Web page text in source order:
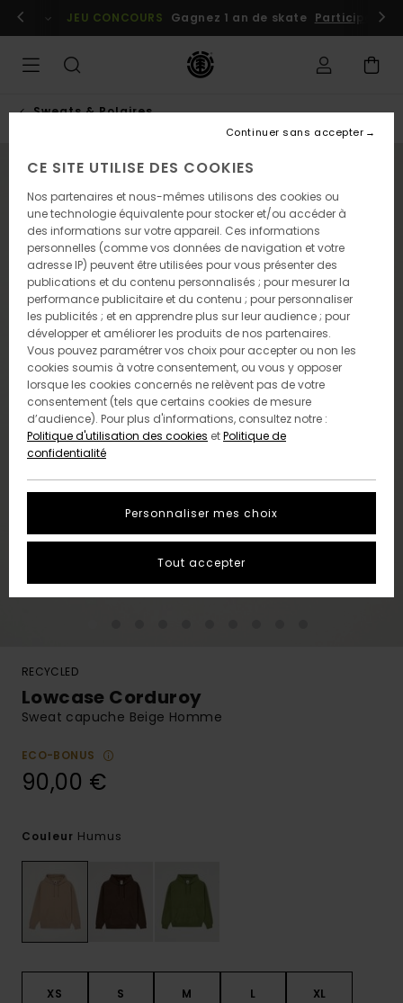
l'information
Se connecter / s'inscrire
JEU CONCOURS Gagnez 1 an de skate Participez
Sweats & Polaires
NOUVEAUTÉ
RECYCLED
Lowcase Corduroy
Sweat capuche Beige Homme
ECO-BONUS
90,00 €
Couleur Humus
XS S M L XL
CE SITE UTILISE DES COOKIES
Nos partenaires et nous-mêmes utilisons des cookies ou
une technologie équivalente pour stocker et/ou accéder à
des informations sur votre appareil. Ces informations
personnelles (comme vos données de navigation et votre
adresse IP) peuvent être utilisées pour vous présenter des
publications et du contenu personnalisés ; pour mesurer la
performance publicitaire et du contenu ; pour personnaliser
les publicités ; et en apprendre plus sur leur audience ; pour
développer et améliorer les produits de nos partenaires.
Vous pouvez paramétrer vos choix pour accepter ou non les
cookies soumis à votre consentement, ou vous y opposer
lorsque les cookies concernés ne relèvent pas de votre
consentement (tels que certains cookies de mesure
d’audience). Pour plus d'informations, consultez notre :
Politique d'utilisation des cookies etPolitique de
confidentialité
Personnaliser mes choix
Continuer sans accepter
Tout accepter